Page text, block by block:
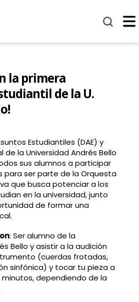
la primera
de la U.
Estudiantiles (DAE) y
de la Universidad Andrés Bello
sus alumnos a participar
para ser parte de la Orquesta
que busca potenciar a los
en la universidad, junto
de formar una
: Ser alumno de la
Bello y asistir a la audición
(cuerdas frotadas,
sinfónica) y tocar tu pieza a
minutos, dependiendo de la